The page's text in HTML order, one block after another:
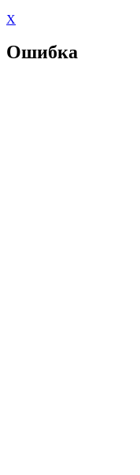
X
Ошибка